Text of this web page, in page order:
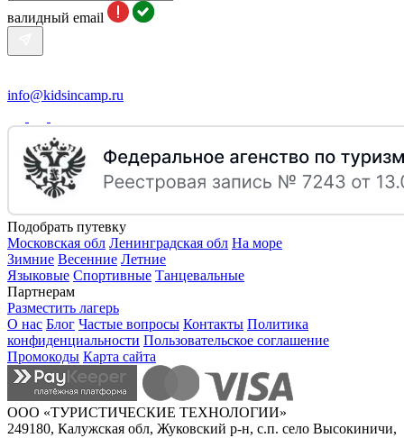
валидный email
info@kidsincamp.ru
Подобрать путевку
Московская обл Ленинградская обл На море
Зимние Весенние Летние
Языковые Спортивные Танцевальные
Партнерам
Разместить лагерь
О нас Блог Частые вопросы Контакты Политика
конфиденциальности Пользовательское соглашение
Промокоды Карта сайта
ООО «ТУРИСТИЧЕСКИЕ ТЕХНОЛОГИИ»
249180, Калужская обл, Жуковский р-н, с.п. село Высокиничи,